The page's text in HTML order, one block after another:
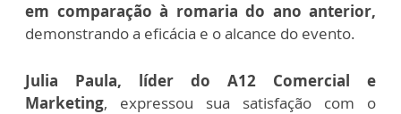
em comparação à romaria do ano anterior,
demonstrando a eficácia e o alcance do evento.
Julia Paula, líder do A12 Comercial e
Marketing, expressou sua satisfação com o